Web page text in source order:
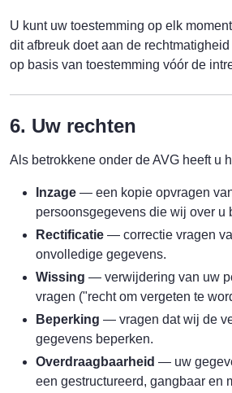
U kunt uw toestemming op elk
dit afbreuk doet aan de
op basis van toestemming vóór de
6. Uw rechten
Als betrokkene onder de AVG heeft u
Inzage — een kopie opvragen
persoonsgegevens die wij over u
Rectificatie — correctie vragen
onvolledige gegevens.
Wissing — verwijdering van uw
vragen ("recht om vergeten te
Beperking — vragen dat wij de
gegevens beperken.
Overdraagbaarheid — uw
een gestructureerd, gangbaar en